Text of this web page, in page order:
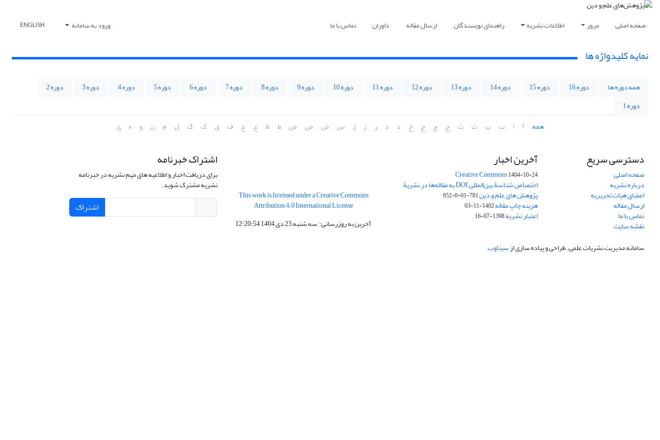
صفحه اصلی مرور اطلاعات نشریه راهنمای نویسندگان ارسال مقاله داوران تماس با ما ورود به سامانه ENGLISH
نمایه کلیدواژه ها
همه دوره ها دوره 16 دوره 15 دوره 14 دوره 13 دوره 12 دوره 11 دوره 10 دوره 9 دوره 8 دوره 7 دوره 6 دوره 5 دوره 4 دوره 3
دوره 2
دوره 1
همه
آ ا ب پ ت ث ج چ ح خ د ذ ر ز ژ س ش ص ض ط ظ ع غ ف ق ک گ ل م ن و ه ی
دسترسی سریع
صفحه اصلی
درباره نشریه
اعضای هیات تحریریه
ارسال مقاله
تماس با ما
نقشه سایت
آخرین اخبار
Creative Commons1404-10-24
اختصاص شناسۀ بین‌المللی DOI به مقاله‌ها در نشریۀ
پژوهش های علم و دین781-01-0-952
هزینه چاپ مقاله1402-11-03
اعتبار نشریه1398-07-16
This work is licensed under a Creative Commons
Attribution 4.0 International License
آخرین به روزرسانی: سه شنبه 23 دی 1404 12:20:54
اشتراک خبرنامه
برای دریافت اخبار و اطلاعیه های مهم نشریه در خبرنامه
نشریه مشترک شوید.
اشتراک
سامانه مدیریت نشریات علمی.طراحی و پیاده سازی ازسیناوب